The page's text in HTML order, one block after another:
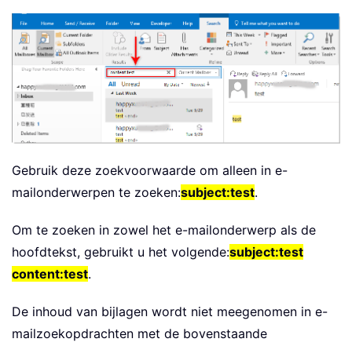
Gebruik deze zoekvoorwaarde om alleen in e-
mailonderwerpen te zoeken:subject:test.
Om te zoeken in zowel het e-mailonderwerp als de
hoofdtekst, gebruikt u het volgende:subject:test
content:test.
De inhoud van bijlagen wordt niet meegenomen in e-
mailzoekopdrachten met de bovenstaande